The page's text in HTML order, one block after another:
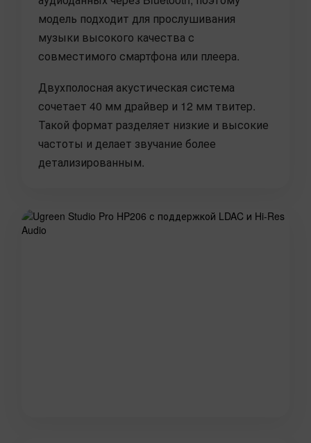
модель подходит для прослушивания
музыки высокого качества с
совместимого смартфона или плеера.
Двухполосная акустическая система
сочетает 40 мм драйвер и 12 мм твитер.
Такой формат разделяет низкие и высокие
частоты и делает звучание более
детализированным.